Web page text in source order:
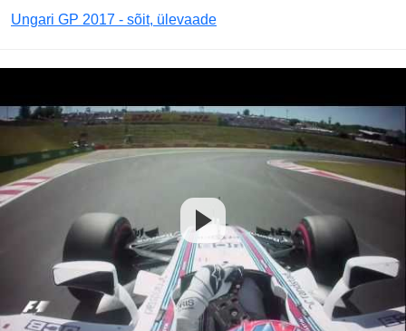
Ungari GP 2017 - sõit, ülevaade